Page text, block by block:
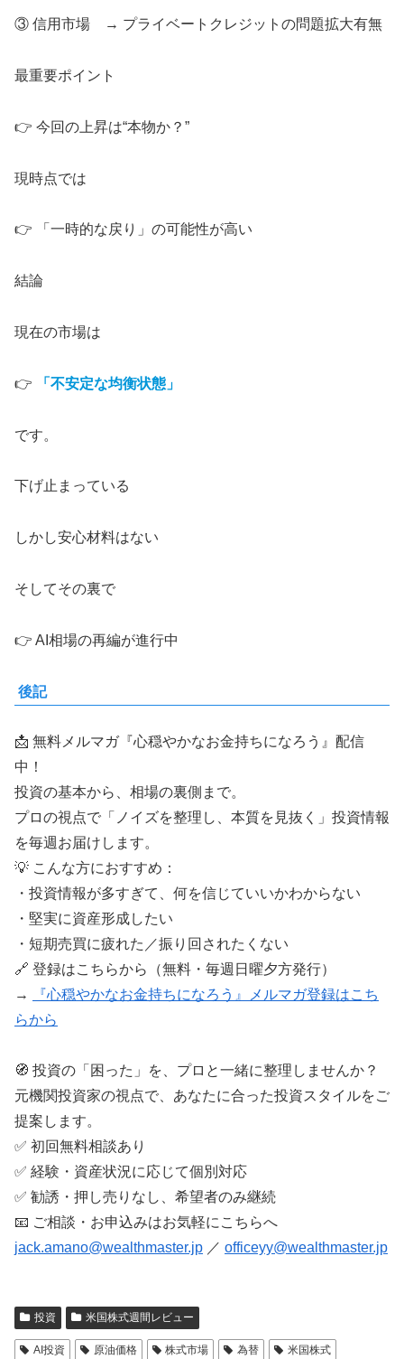
③ 信用市場 → プライベートクレジットの問題拡大有無
最重要ポイント
👉 今回の上昇は“本物か？”
現時点では
👉 「一時的な戻り」の可能性が高い
結論
現在の市場は
👉 「不安定な均衡状態」
です。
下げ止まっている
しかし安心材料はない
そしてその裏で
👉 AI相場の再編が進行中
後記
📩 無料メルマガ『心穏やかなお金持ちになろう』配信
中！
投資の基本から、相場の裏側まで。
プロの視点で「ノイズを整理し、本質を見抜く」投資情報
を毎週お届けします。
💡 こんな方におすすめ：
・投資情報が多すぎて、何を信じていいかわからない
・堅実に資産形成したい
・短期売買に疲れた／振り回されたくない
🔗 登録はこちらから（無料・毎週日曜夕方発行）
→
『心穏やかなお金持ちになろう』メルマガ登録はこち
らから
🧭 投資の「困った」を、プロと一緒に整理しませんか？
元機関投資家の視点で、あなたに合った投資スタイルをご
提案します。
✅ 初回無料相談あり
✅ 経験・資産状況に応じて個別対応
✅ 勧誘・押し売りなし、希望者のみ継続
📧 ご相談・お申込みはお気軽にこちらへ
jack.amano@wealthmaster.jp ／ officeyy@wealthmaster.jp
投資 米国株式週間レビュー
AI投資 原油価格 株式市場 為替 米国株式